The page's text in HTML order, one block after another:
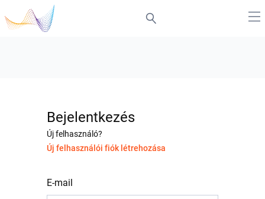
Bejelentkezés
Új felhasználó?
Új felhasználói fiók létrehozása
E-mail